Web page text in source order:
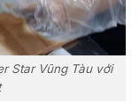
Star Vũng Tàu với